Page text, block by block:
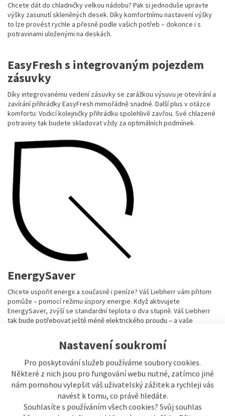
Nastavení soukromí
Pro poskytování služeb používáme soubory cookies.
Některé z nich jsou pro fungování webu nutné, zatímco jiné
nám pomohou vylepšit váš uživatelský zážitek a rychleji vás
navést k tomu, co právě hledáte.
Souhlasíte s používáním všech cookies? Svůj souhlas
Chcete dát do chladničky velkou nádobu? Pak si jednoduše upravte
výšky zasunutí skleněných desek. Díky komfortnímu nastavení výšky
to lze provést rychle a přesně podle vašich potřeb – dokonce i s
potravinami uloženými na deskách.
EasyFresh s integrovaným pojezdem
zásuvky
Díky integrovanému vedení zásuvky se zarážkou výsuvu je otevírání a
zavírání přihrádky EasyFresh mimořádně snadné. Další plus v otázce
komfortu: Vodicí kolejničky přihrádku spolehlivě zavřou. Své chlazené
potraviny tak budete skladovat vždy za optimálních podmínek.
EnergySaver
Chcete uspořit energii a současně i peníze? Váš Liebherr vám přitom
pomůže – pomocí režimu úspory energie. Když aktivujete
EnergySaver, zvýší se standardní teplota o dva stupně. Váš Liebherr
tak bude potřebovat ještě méně elektrického proudu – a vaše